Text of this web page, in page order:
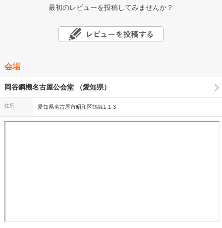
最初のレビューを投稿してみませんか？
会場
岡谷鋼機名古屋公会堂 （愛知県）
住所 愛知県名古屋市昭和区鶴舞1-1-3